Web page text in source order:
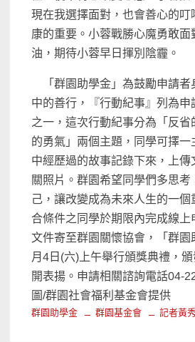
現在我選擇面對，也會善心的叮
康的重要。小蓉戰勝心魔勇敢面
油，期待小蓉早日揮別陰霾。
「群園助學金」為鼓勵申請
中的善行，『行動紀事』列為申
之一，這次行動紀事分為「反省
的勇氣」兩個主題，同學可擇
中經歷過的故事記錄下來，上傳
關照片。群園希望同學們多思考
己，讓改變成為未來人生的一個
合條件之同學於期限內完成線上
文件寄至群園關懷協會，「群園
月4 日 (六)上午舉行頒獎典禮，
開表揚。申請相關諮詢電話04-
圖/群園社會福利基金會提供
群園助學金 群園基金會 記者黃